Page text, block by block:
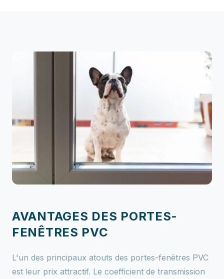
AVANTAGES DES PORTES-
FENÊTRES PVC
L'un des principaux atouts des portes-fenêtres PVC
est leur prix attractif. Le coefficient de transmission